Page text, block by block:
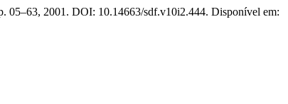
05–63, 2001. DOI: 10.14663/sdf.v10i2.444. Disponível em: